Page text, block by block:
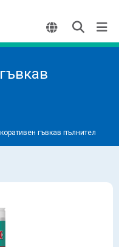
гъвкав пълнител